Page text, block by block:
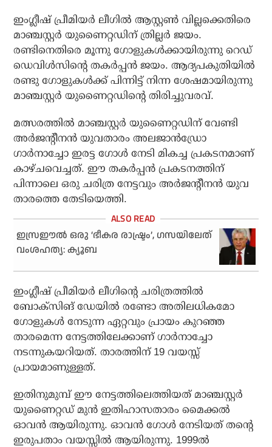
ഇംഗ്ലീഷ് പ്രീമിയര്‍ ലീഗില്‍ ആസ്റ്റണ്‍ വില്ലക്കെതിരെ
മാഞ്ചസ്റ്റര്‍ യുണൈറ്റഡിന് ത്രില്ലര്‍ ജയം.
രണ്ടിനെതിരെ മൂന്നു ഗോളുകള്‍ക്കായിരുന്നു റെഡ്
ഡെവിള്‍സിന്റെ തകര്‍പ്പന്‍ ജയം. ആദ്യപകുതിയില്‍
രണ്ടു ഗോളുകള്‍ക്ക് പിന്നിട്ട് നിന്ന ശേഷമായിരുന്നു
മാഞ്ചസ്റ്റര്‍ യുണൈറ്റഡിന്റെ തിരിച്ചുവരവ്.
മത്സരത്തില്‍ മാഞ്ചസ്റ്റര്‍ യുണൈറ്റഡിന് വേണ്ടി
അര്‍ജന്റീനന്‍ യുവതാരം അലജാന്‍ഡ്രോ
ഗാര്‍നാച്ചോ ഇരട്ട ഗോള്‍ നേടി മികച്ച പ്രകടനമാണ്
കാഴ്ചവെച്ചത്. ഈ തകര്‍പ്പന്‍ പ്രകടനത്തിന്
പിന്നാലെ ഒരു ചരിത്ര നേട്ടവും അര്‍ജന്റീനന്‍ യുവ
താരത്തെ തേടിയെത്തി.
ഇസ്രഈല്‍ ഒരു ‘ഭീകര രാഷ്ട്രം’, ഗസയിലേത്
വംശഹത്യ: ക്യൂബ
ഇംഗ്ലീഷ് പ്രീമിയര്‍ ലീഗിന്റെ ചരിത്രത്തില്‍
ബോക്‌സിങ് ഡേയില്‍ രണ്ടോ അതിലധികമോ
ഗോളുകള്‍ നേടുന്ന ഏറ്റവും പ്രായം കുറഞ്ഞ
താരമെന്ന നേട്ടത്തിലേക്കാണ് ഗാര്‍നാച്ചോ
നടന്നുകയറിയത്. താരത്തിന് 19 വയസ്സ്
പ്രായമാണുള്ളത്.
ഇതിനുമുമ്പ് ഈ നേട്ടത്തിലെത്തിയത് മാഞ്ചസ്റ്റര്‍
യുണൈറ്റഡ് മുന്‍ ഇതിഹാസതാരം മൈക്കല്‍
ഓവന്‍ ആയിരുന്നു. ഓവന്‍ ഗോള്‍ നേടിയത് തന്റെ
ഇരുപതാം വയസ്സില്‍ ആയിരുന്നു. 1999ല്‍